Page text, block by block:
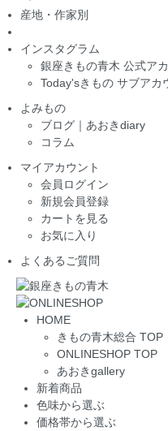
産地・作家別
インスタグラム
銀座きもの青木 公式ア
Today'sきもの サブアカ
よみもの
ブログ｜あおきdiary
コラム
マイアカウント
会員ログイン
新規会員登録
カートを見る
お気に入り
よくあるご質問
HOME
きもの青木総合 TOP
ONLINESHOP TOP
あおきgallery
新着商品
色味から選ぶ
価格帯から選ぶ